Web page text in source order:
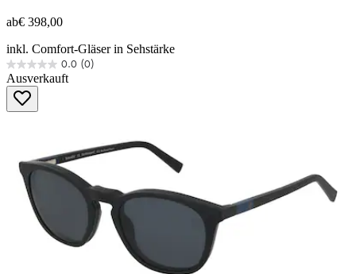
ab€ 398,00
inkl. Comfort-Gläser in Sehstärke
0.0 (0)
0.0
von
Sternen.
Ausverkauft